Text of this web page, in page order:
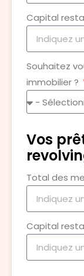
Capital
Souhaitez
immobilier ?
Vos
Total des
Capital